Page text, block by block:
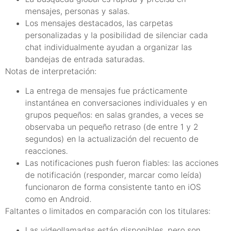
mensajes, personas y salas.
Los mensajes destacados, las carpetas
personalizadas y la posibilidad de silenciar cada
chat individualmente ayudan a organizar las
bandejas de entrada saturadas.
Notas de interpretación:
La entrega de mensajes fue prácticamente
instantánea en conversaciones individuales y en
grupos pequeños: en salas grandes, a veces se
observaba un pequeño retraso (de entre 1 y 2
segundos) en la actualización del recuento de
reacciones.
Las notificaciones push fueron fiables: las acciones
de notificación (responder, marcar como leída)
funcionaron de forma consistente tanto en iOS
como en Android.
Faltantes o limitados en comparación con los titulares: